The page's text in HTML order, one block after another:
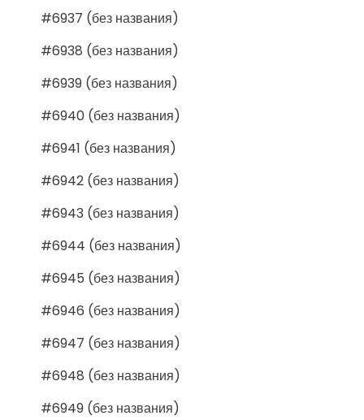
#6937 (без названия)
#6938 (без названия)
#6939 (без названия)
#6940 (без названия)
#6941 (без названия)
#6942 (без названия)
#6943 (без названия)
#6944 (без названия)
#6945 (без названия)
#6946 (без названия)
#6947 (без названия)
#6948 (без названия)
#6949 (без названия)